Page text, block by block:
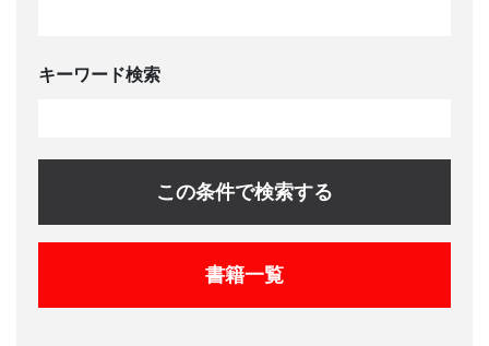
キーワード検索
この条件で検索する
書籍一覧